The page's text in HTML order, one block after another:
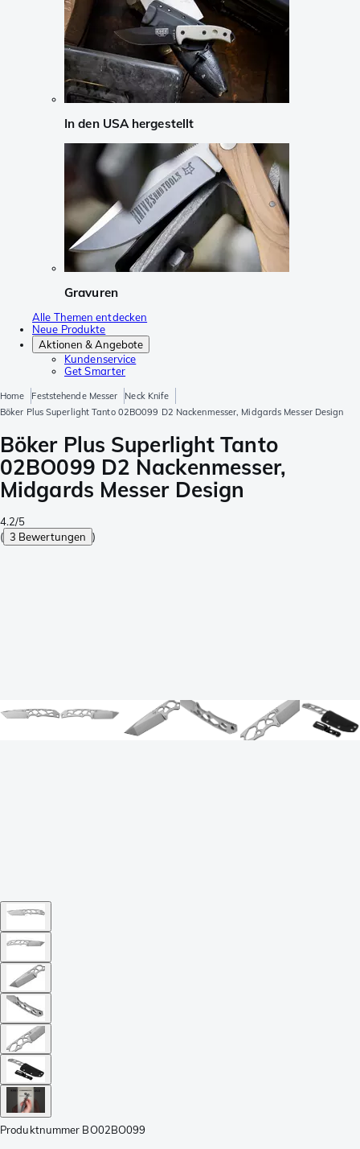
In den USA hergestellt
Gravuren
Alle Themen entdecken
Neue Produkte
Aktionen & Angebote
Kundenservice
Get Smarter
Home Feststehende Messer
Neck Knife
Böker Plus Superlight Tanto 02BO099 D2 Nackenmesser, Midgards Messer Design
Böker Plus Superlight Tanto
02BO099 D2 Nackenmesser,
Midgards Messer Design
4.2/5
( 3 Bewertungen )
Produktnummer BO02BO099